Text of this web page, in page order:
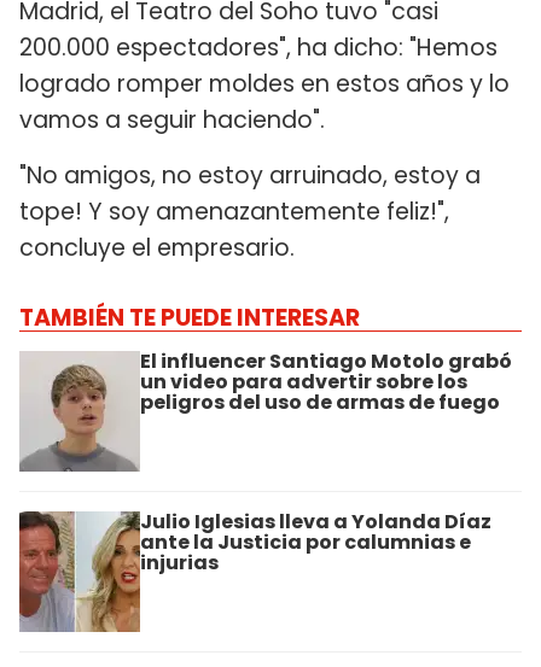
Madrid, el Teatro del Soho tuvo "casi
200.000 espectadores", ha dicho: "Hemos
logrado romper moldes en estos años y lo
vamos a seguir haciendo".
"No amigos, no estoy arruinado, estoy a
tope! Y soy amenazantemente feliz!",
concluye el empresario.
TAMBIÉN TE PUEDE INTERESAR
El influencer Santiago Motolo grabó
un video para advertir sobre los
peligros del uso de armas de fuego
Julio Iglesias lleva a Yolanda Díaz
ante la Justicia por calumnias e
injurias